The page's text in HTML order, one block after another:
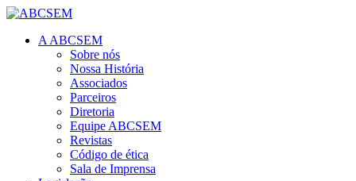
A ABCSEM
Sobre nós
Nossa História
Associados
Parceiros
Diretoria
Equipe ABCSEM
Revistas
Código de ética
Sala de Imprensa